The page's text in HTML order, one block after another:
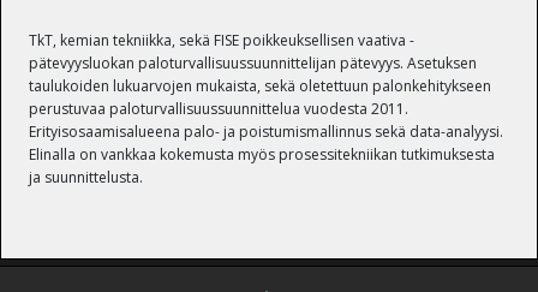
TkT, kemian tekniikka, sekä FISE poikkeuksellisen vaativa -
pätevyysluokan paloturvallisuussuunnittelijan pätevyys. Asetuksen
taulukoiden lukuarvojen mukaista, sekä oletettuun palonkehitykseen
perustuvaa paloturvallisuussuunnittelua vuodesta 2011.
Erityisosaamisalueena palo- ja poistumismallinnus sekä data-analyysi.
Elinalla on vankkaa kokemusta myös prosessitekniikan tutkimuksesta
ja suunnittelusta.